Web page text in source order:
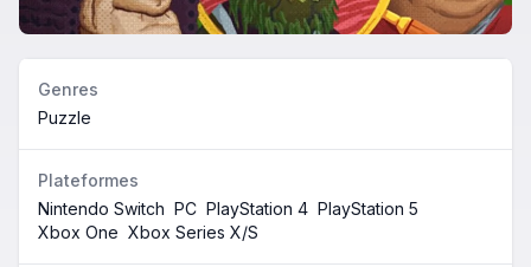
Genres
Puzzle
Plateformes
Nintendo Switch PC PlayStation 4 PlayStation 5
Xbox One Xbox Series X/S